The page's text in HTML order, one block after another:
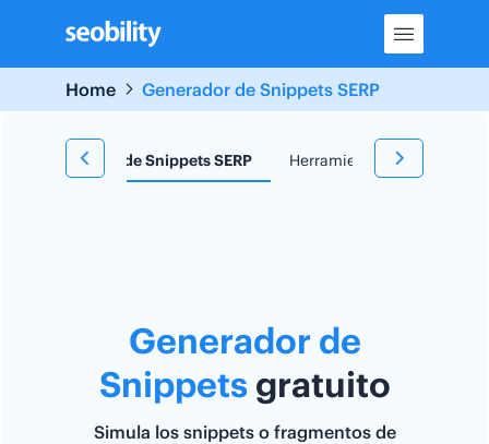
content
Home
Generador de Snippets SERP
Generador de Snippets SERP Herramienta TF*IDF
Generador de
Snippetsgratuito
Simula los snippets o fragmentos de